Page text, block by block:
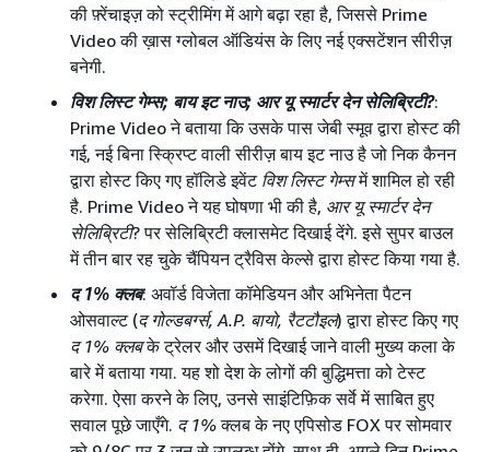
की फ़्रेंचाइज़ को स्ट्रीमिंग में आगे बढ़ा रहा है, जिससे Prime
Video की ख़ास ग्लोबल ऑडियंस के लिए नई एक्सटेंशन सीरीज़
बनेगी.
विश लिस्ट गेम्स; बाय इट नाउ; आर यू स्मार्टर देन सेलिब्रिटी?:
Prime Video ने बताया कि उसके पास जेबी स्मूव द्वारा होस्ट की
गई, नई बिना स्क्रिप्ट वाली सीरीज़ बाय इट नाउ है जो निक कैनन
द्वारा होस्ट किए गए हॉलिडे इवेंट विश लिस्ट गेम्समें शामिल हो रही
है. Prime Video ने यह घोषणा भी की है, आर यू स्मार्टर देन
सेलिब्रिटी? पर सेलिब्रिटी क्लासमेट दिखाई देंगे. इसे सुपर बाउल
में तीन बार रह चुके चैंपियन ट्रैविस केल्से द्वारा होस्ट किया गया है.
द 1% क्लब: अवॉर्ड विजेता कॉमेडियन और अभिनेता पैटन
ओसवाल्ट (द गोल्डबर्ग्स, A.P. बायो, रैटटौइल) द्वारा होस्ट किए गए
द 1% क्लबके ट्रेलर और उसमें दिखाई जाने वाली मुख्य कला के
बारे में बताया गया. यह शो देश के लोगों की बुद्धिमत्ता को टेस्ट
करेगा. ऐसा करने के लिए, उनसे साइंटिफ़िक सर्वे में साबित हुए
सवाल पूछे जाएँगे. द 1%क्लब के नए एपिसोड FOX पर सोमवार